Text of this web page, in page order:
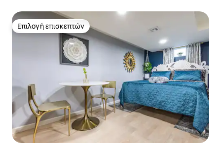
Επιλογή επισκεπτών
Επιλογή επισκεπτών